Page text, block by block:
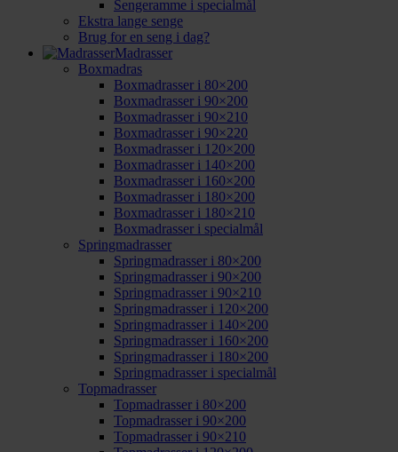
Sengeramme i specialmål
Ekstra lange senge
Brug for en seng i dag?
Madrasser
Boxmadras
Boxmadrasser i 80×200
Boxmadrasser i 90×200
Boxmadrasser i 90×210
Boxmadrasser i 90×220
Boxmadrasser i 120×200
Boxmadrasser i 140×200
Boxmadrasser i 160×200
Boxmadrasser i 180×200
Boxmadrasser i 180×210
Boxmadrasser i specialmål
Springmadrasser
Springmadrasser i 80×200
Springmadrasser i 90×200
Springmadrasser i 90×210
Springmadrasser i 120×200
Springmadrasser i 140×200
Springmadrasser i 160×200
Springmadrasser i 180×200
Springmadrasser i specialmål
Topmadrasser
Topmadrasser i 80×200
Topmadrasser i 90×200
Topmadrasser i 90×210